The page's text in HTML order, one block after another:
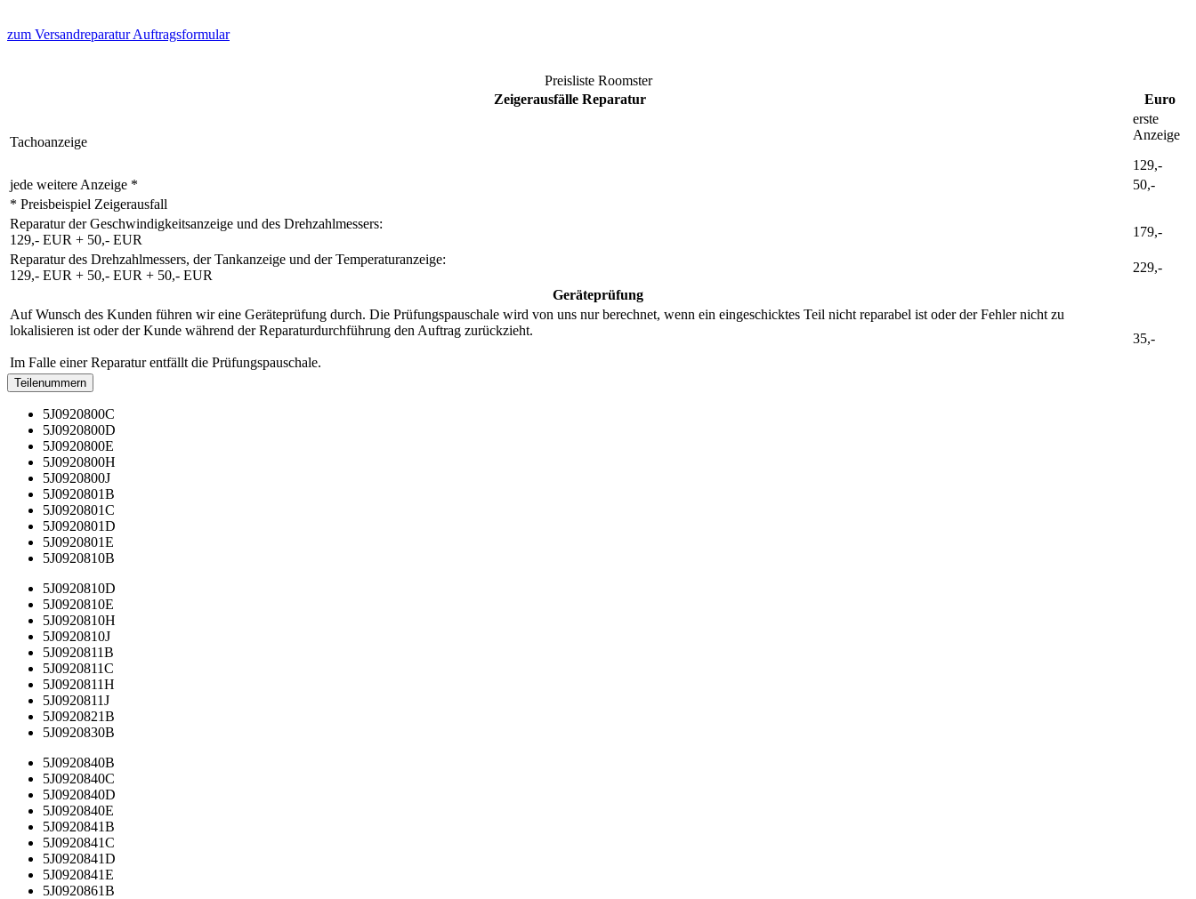
zum Versandreparatur Auftragsformular
Preisliste Roomster
Zeigerausfälle Reparatur
Euro
Tachoanzeige
erste
Anzeige
129,-
jede weitere Anzeige *
50,-
* Preisbeispiel Zeigerausfall
Reparatur der Geschwindigkeitsanzeige und des Drehzahlmessers:
129,- EUR + 50,- EUR
179,-
Reparatur des Drehzahlmessers, der Tankanzeige und der Temperaturanzeige:
129,- EUR + 50,- EUR + 50,- EUR
229,-
Geräteprüfung
Auf Wunsch des Kunden führen wir eine Geräteprüfung durch. Die Prüfungspauschale wird von uns nur berechnet, wenn ein eingeschicktes Teil nicht reparabel ist oder der Fehler nicht zu
lokalisieren ist oder der Kunde während der Reparaturdurchführung den Auftrag zurückzieht.
Im Falle einer Reparatur entfällt die Prüfungspauschale.
35,-
Teilenummern
5J0920800C
5J0920800D
5J0920800E
5J0920800H
5J0920800J
5J0920801B
5J0920801C
5J0920801D
5J0920801E
5J0920810B
5J0920810D
5J0920810E
5J0920810H
5J0920810J
5J0920811B
5J0920811C
5J0920811H
5J0920811J
5J0920821B
5J0920830B
5J0920840B
5J0920840C
5J0920840D
5J0920840E
5J0920841B
5J0920841C
5J0920841D
5J0920841E
5J0920861B